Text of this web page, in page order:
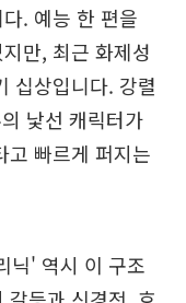
. 예능 한 편을
만, 최근 화제성
십상입니다. 강렬
낯선 캐릭터가
고 빠르게 퍼지는
닉' 역시 이 구조